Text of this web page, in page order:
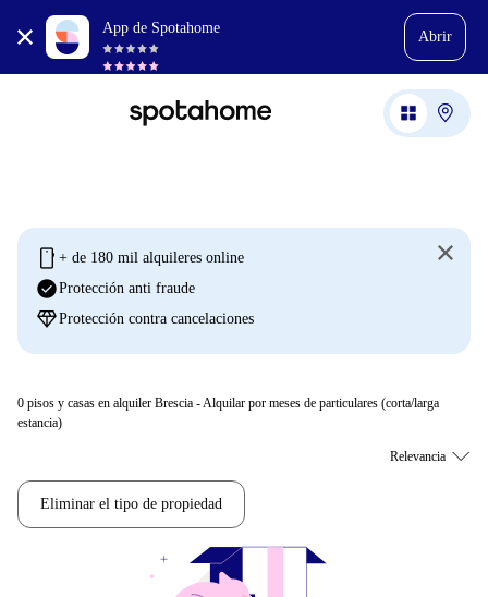
App de Spotahome
Abrir
mobile + de 180 mil alquileres online
check_circleProtección anti fraude
diamondProtección contra cancelaciones
0 pisos y casas en alquiler Brescia - Alquilar por meses de particulares (corta/larga
estancia)
Eliminar el tipo de propiedad